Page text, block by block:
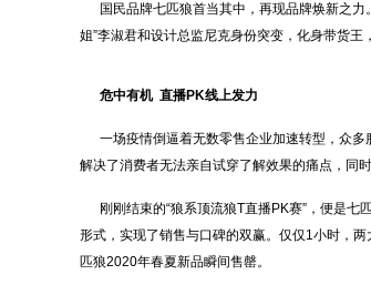
国民品牌七匹狼首当其中，再现品牌焕新之力
姐”李淑君和设计总监尼克身份突变，化身带货王
危中有机 直播PK线上发力
一场疫情倒逼着无数零售企业加速转型，众多
解决了消费者无法亲自试穿了解效果的痛点，同
刚刚结束的“狼系顶流狼T直播PK赛”，便是七
形式，实现了销售与口碑的双赢。仅仅1小时，
匹狼2020年春夏新品瞬间售罄。